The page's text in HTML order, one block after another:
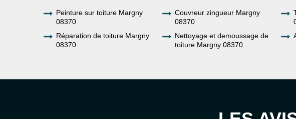
Peinture sur toiture Margny
08370
Couvreur zingueur Margny
08370
Réparation de toiture Margny
08370
Nettoyage et demoussage de
toiture Margny 08370